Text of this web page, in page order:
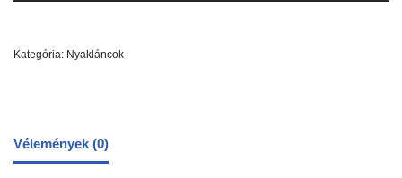
Kategória: Nyakláncok
Vélemények (0)